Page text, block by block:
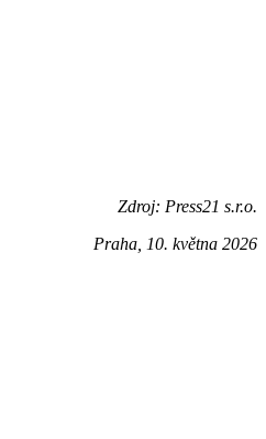
Zdroj: Press21 s.r.o.
Praha, 10. května 2026